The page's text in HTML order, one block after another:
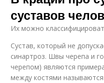
суставов
Их можно
Сустав, который не
синартроз. Швы черепа и
черепом) являются
между костями